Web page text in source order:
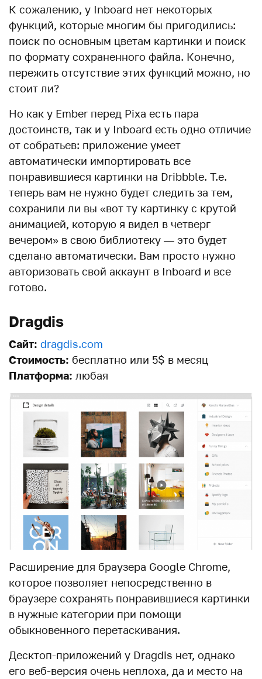
К сожалению, у Inboard нет некоторых
функций, которые многим бы пригодились:
поиск по основным цветам картинки и поиск
по формату сохраненного файла. Конечно,
пережить отсутствие этих функций можно, но
стоит ли?
Но как у Ember перед Pixa есть пара
достоинств, так и у Inboard есть одно отличие
от собратьев: приложение умеет
автоматически импортировать все
понравившиеся картинки на Dribbble. Т.е.
теперь вам не нужно будет следить за тем,
сохранили ли вы «вот ту картинку с крутой
анимацией, которую я видел в четверг
вечером» в свою библиотеку — это будет
сделано автоматически. Вам просто нужно
авторизовать свой аккаунт в Inboard и все
готово.
Dragdis
Сайт: dragdis.com
Стоимость: бесплатно или 5$ в месяц
Платформа: любая
Расширение для браузера Google Chrome,
которое позволяет непосредственно в
браузере сохранять понравившиеся картинки
в нужные категории при помощи
обыкновенного перетаскивания.
Десктоп-приложений у Dragdis нет, однако
его веб-версия очень неплоха, да и место на